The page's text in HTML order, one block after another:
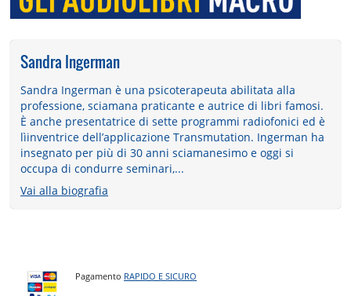
Sandra Ingerman
Sandra Ingerman è una psicoterapeuta abilitata alla
professione, sciamana praticante e autrice di libri famosi.
È anche presentatrice di sette programmi radiofonici ed è
lìinventrice dell’applicazione Transmutation. Ingerman ha
insegnato per più di 30 anni sciamanesimo e oggi si
occupa di condurre seminari,...
Vai alla biografia
Pagamento RAPIDO E SICURO